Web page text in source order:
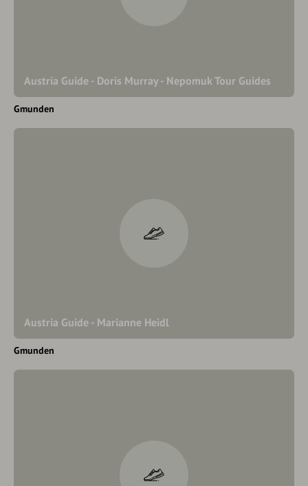
Austria Guide - Doris Murray - Nepomuk Tour Guides
Gmunden
Austria Guide - Marianne Heidl
Gmunden